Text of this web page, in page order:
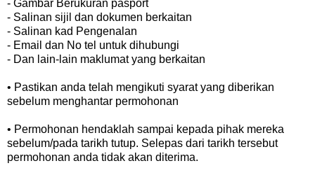
- Gambar Berukuran pasport
- Salinan sijil dan dokumen berkaitan
- Salinan kad Pengenalan
- Email dan No tel untuk dihubungi
- Dan lain-lain maklumat yang berkaitan
• Pastikan anda telah mengikuti syarat yang diberikan
sebelum menghantar permohonan
• Permohonan hendaklah sampai kepada pihak mereka
sebelum/pada tarikh tutup. Selepas dari tarikh tersebut
permohonan anda tidak akan diterima.